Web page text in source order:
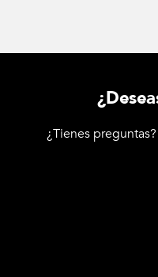
¿Tienes